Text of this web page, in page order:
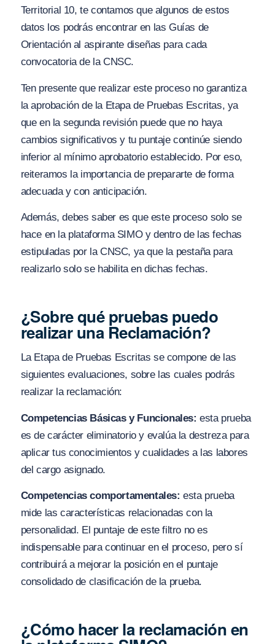
Territorial 10, te contamos que algunos de estos
datos los podrás encontrar en las Guías de
Orientación al aspirante diseñas para cada
convocatoria de la CNSC.
Ten presente que realizar este proceso no garantiza
la aprobación de la Etapa de Pruebas Escritas, ya
que en la segunda revisión puede que no haya
cambios significativos y tu puntaje continúe siendo
inferior al mínimo aprobatorio establecido. Por eso,
reiteramos la importancia de prepararte de forma
adecuada y con anticipación.
Además, debes saber es que este proceso solo se
hace en la plataforma SIMO y dentro de las fechas
estipuladas por la CNSC, ya que la pestaña para
realizarlo solo se habilita en dichas fechas.
¿Sobre qué pruebas puedo
realizar una Reclamación?
La Etapa de Pruebas Escritas se compone de las
siguientes evaluaciones, sobre las cuales podrás
realizar la reclamación:
Competencias Básicas y Funcionales:esta prueba
es de carácter eliminatorio y evalúa la destreza para
aplicar tus conocimientos y cualidades a las labores
del cargo asignado.
Competencias comportamentales:esta prueba
mide las características relacionadas con la
personalidad. El puntaje de este filtro no es
indispensable para continuar en el proceso, pero sí
contribuirá a mejorar la posición en el puntaje
consolidado de clasificación de la prueba.
¿Cómo hacer la reclamación en